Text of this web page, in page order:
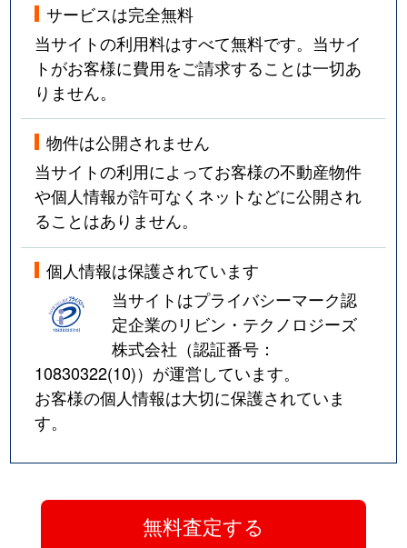
サービスは完全無料
当サイトの利用料はすべて無料です。当サイ
トがお客様に費用をご請求することは一切あ
りません。
物件は公開されません
当サイトの利用によってお客様の不動産物件
や個人情報が許可なくネットなどに公開され
ることはありません。
個人情報は保護されています
当サイトはプライバシーマーク認
定企業のリビン・テクノロジーズ
株式会社（認証番号：
10830322(10)）が運営しています。
お客様の個人情報は大切に保護されていま
す。